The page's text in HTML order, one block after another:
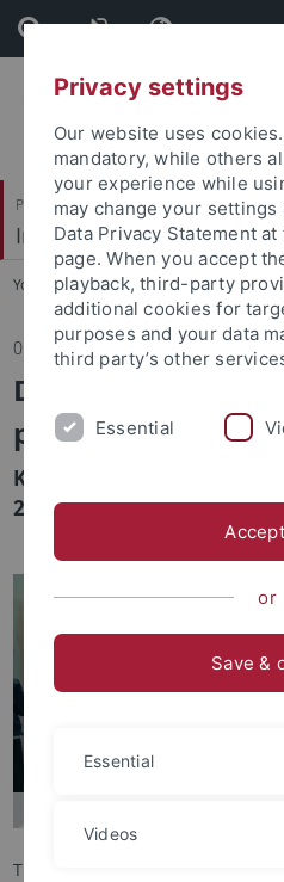
Skip
to
content
Skip
to
footer
Philosophische Fakultät
Institut für
You are here: Startseite ...
05.12.2024
Die Zweiflers –
preisgekrönten
Kino Museum am
20:00 Uhr
Tickets bitte beim Kino
Privacy settings
Our website uses
mandatory, while others
your experience while
may change your settings
Data Privacy Statement
page. When you accept
playback, third-party
additional cookies for
purposes and your data
third party’s other
Essential
or
Save &
Essential
Videos